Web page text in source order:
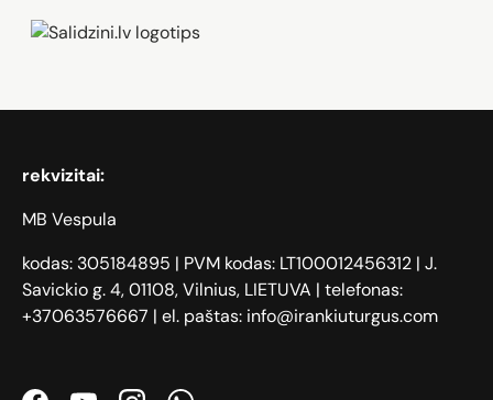
Zāģi, iPhone, Dyson, Mobilie
rekvizitai:
MB Vespula
kodas: 305184895 | PVM kodas: LT100012456312 | J.
Savickio g. 4, 01108, Vilnius, LIETUVA | telefonas:
+37063576667 | el. paštas: info@irankiuturgus.com